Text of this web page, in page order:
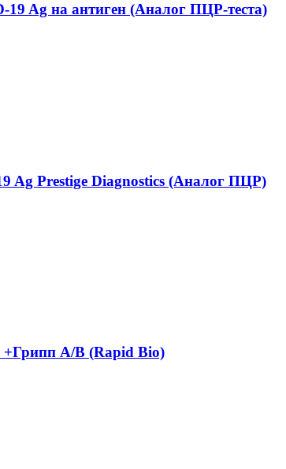
19 Ag на антиген (Аналог ПЦР-теста)
Ag Prestige Diagnostics (Аналог ПЦР)
+Грипп А/B (Rapid Bio)